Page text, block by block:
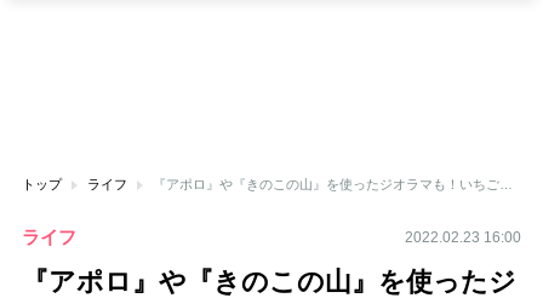
トップ ライフ 『アポロ』や『きのこの山』を使ったジオラマも！いちごとチョコが盛りだくさんのスイーツブッフェが開催
ライフ 2022.02.23 16:00
『アポロ』や『きのこの山』を使ったジ